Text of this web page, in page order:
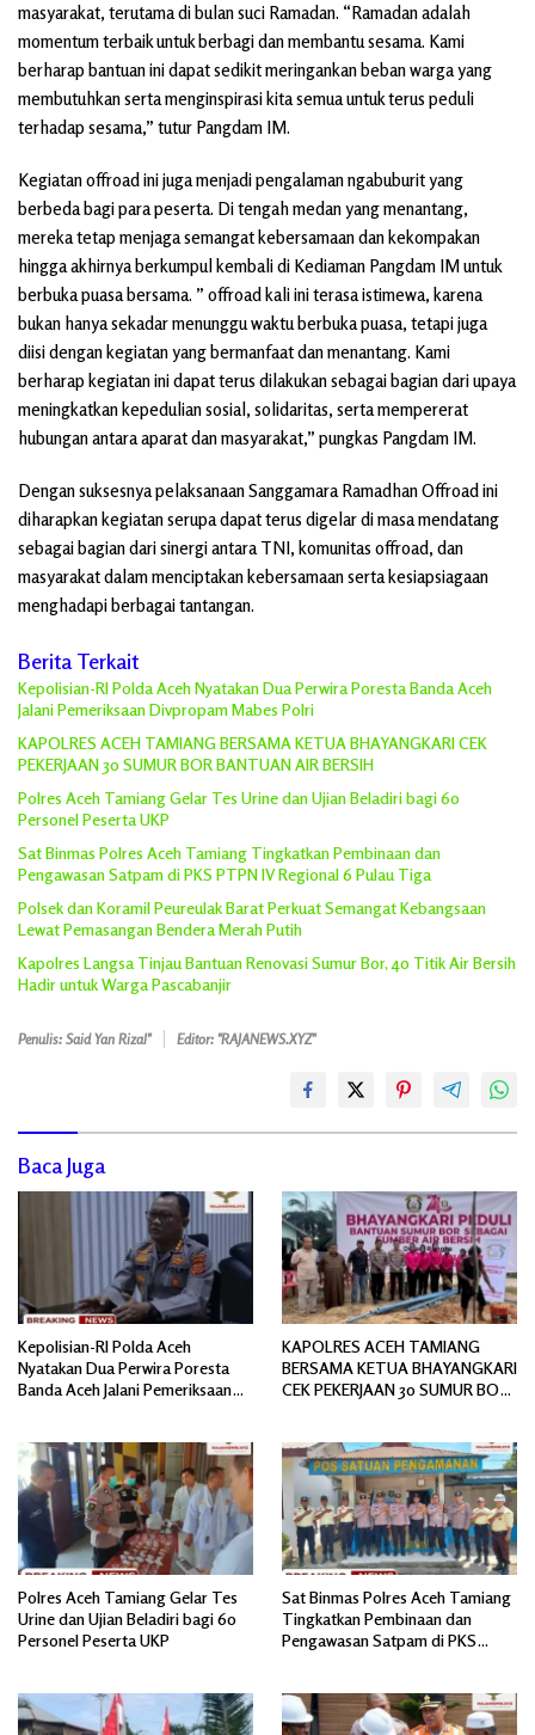
masyarakat, terutama di bulan suci Ramadan. “Ramadan adalah
momentum terbaik untuk berbagi dan membantu sesama. Kami
berharap bantuan ini dapat sedikit meringankan beban warga yang
membutuhkan serta menginspirasi kita semua untuk terus peduli
terhadap sesama,” tutur Pangdam IM.
Kegiatan offroad ini juga menjadi pengalaman ngabuburit yang
berbeda bagi para peserta. Di tengah medan yang menantang,
mereka tetap menjaga semangat kebersamaan dan kekompakan
hingga akhirnya berkumpul kembali di Kediaman Pangdam IM untuk
berbuka puasa bersama. ” offroad kali ini terasa istimewa, karena
bukan hanya sekadar menunggu waktu berbuka puasa, tetapi juga
diisi dengan kegiatan yang bermanfaat dan menantang. Kami
berharap kegiatan ini dapat terus dilakukan sebagai bagian dari upaya
meningkatkan kepedulian sosial, solidaritas, serta mempererat
hubungan antara aparat dan masyarakat,” pungkas Pangdam IM.
Dengan suksesnya pelaksanaan Sanggamara Ramadhan Offroad ini
diharapkan kegiatan serupa dapat terus digelar di masa mendatang
sebagai bagian dari sinergi antara TNI, komunitas offroad, dan
masyarakat dalam menciptakan kebersamaan serta kesiapsiagaan
menghadapi berbagai tantangan.
Berita Terkait
Kepolisian-RI Polda Aceh Nyatakan Dua Perwira Poresta Banda Aceh
Jalani Pemeriksaan Divpropam Mabes Polri
KAPOLRES ACEH TAMIANG BERSAMA KETUA BHAYANGKARI CEK
PEKERJAAN 30 SUMUR BOR BANTUAN AIR BERSIH
Polres Aceh Tamiang Gelar Tes Urine dan Ujian Beladiri bagi 60
Personel Peserta UKP
Sat Binmas Polres Aceh Tamiang Tingkatkan Pembinaan dan
Pengawasan Satpam di PKS PTPN IV Regional 6 Pulau Tiga
Polsek dan Koramil Peureulak Barat Perkuat Semangat Kebangsaan
Lewat Pemasangan Bendera Merah Putih
Kapolres Langsa Tinjau Bantuan Renovasi Sumur Bor, 40 Titik Air Bersih
Hadir untuk Warga Pascabanjir
Penulis: Said Yan Rizal" Editor: "RAJANEWS.XYZ"
Baca Juga
Kepolisian-RI Polda Aceh
Nyatakan Dua Perwira Poresta
Banda Aceh Jalani Pemeriksaan
KAPOLRES ACEH TAMIANG
BERSAMA KETUA BHAYANGKARI
CEK PEKERJAAN 30 SUMUR BOR
Polres Aceh Tamiang Gelar Tes
Urine dan Ujian Beladiri bagi 60
Personel Peserta UKP
Sat Binmas Polres Aceh Tamiang
Tingkatkan Pembinaan dan
Pengawasan Satpam di PKS